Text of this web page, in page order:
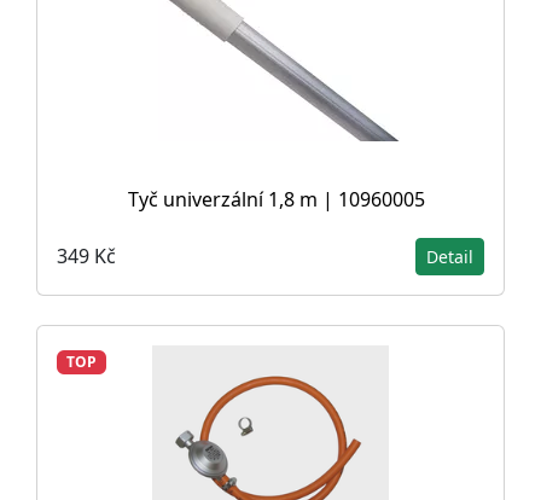
Tyč univerzální 1,8 m | 10960005
349 Kč Detail
TOP